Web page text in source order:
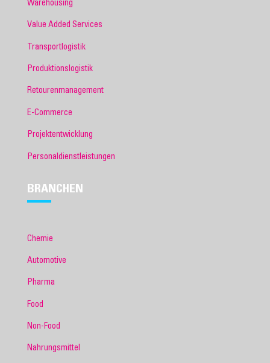
Warehousing
Value Added Services
Transportlogistik
Produktionslogistik
Retourenmanagement
E-Commerce
Projektentwicklung
Personaldienstleistungen
BRANCHEN
Chemie
Automotive
Pharma
Food
Non-Food
Nahrungsmittel